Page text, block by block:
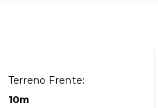
Terreno Frente:
10m